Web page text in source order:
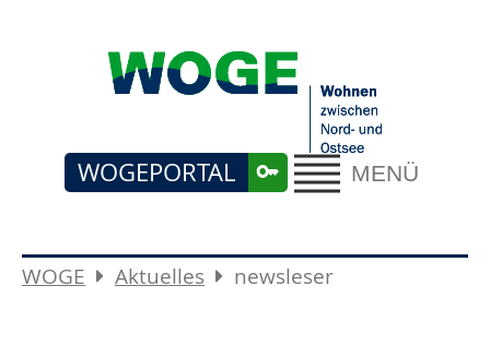
MENÜ
WOGEPORTAL
WOGE Aktuelles newsleser